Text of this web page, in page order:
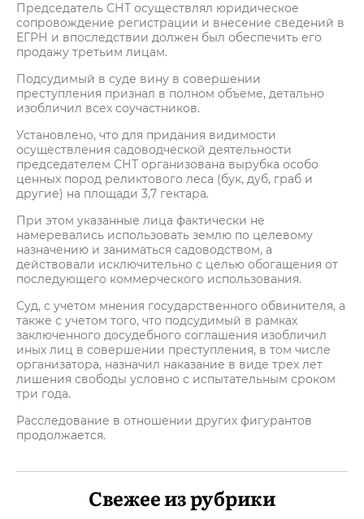
Председатель СНТ осуществлял юридическое
сопровождение регистрации и внесение сведений в
ЕГРН и впоследствии должен был обеспечить его
продажу третьим лицам.
Подсудимый в суде вину в совершении
преступления признал в полном объеме, детально
изобличил всех соучастников.
Установлено, что для придания видимости
осуществления садоводческой деятельности
председателем СНТ организована вырубка особо
ценных пород реликтового леса (бук, дуб, граб и
другие) на площади 3,7 гектара.
При этом указанные лица фактически не
намеревались использовать землю по целевому
назначению и заниматься садоводством, а
действовали исключительно с целью обогащения от
последующего коммерческого использования.
Суд, с учетом мнения государственного обвинителя, а
также с учетом того, что подсудимый в рамках
заключенного досудебного соглашения изобличил
иных лиц в совершении преступления, в том числе
организатора, назначил наказание в виде трех лет
лишения свободы условно с испытательным сроком
три года.
Расследование в отношении других фигурантов
продолжается.
Свежее из рубрики